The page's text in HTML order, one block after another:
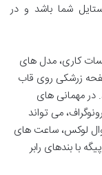
شما باشد و در
کاری، مدل های
زرشکی روی قاب
در مهمانی های
می تواند
لوکس، ساعت های
با بندهای رابر